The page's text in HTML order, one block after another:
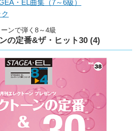
・EL曲集（7～6級）
ンで弾く8～4級
の定番&ザ・ヒット30 (4)